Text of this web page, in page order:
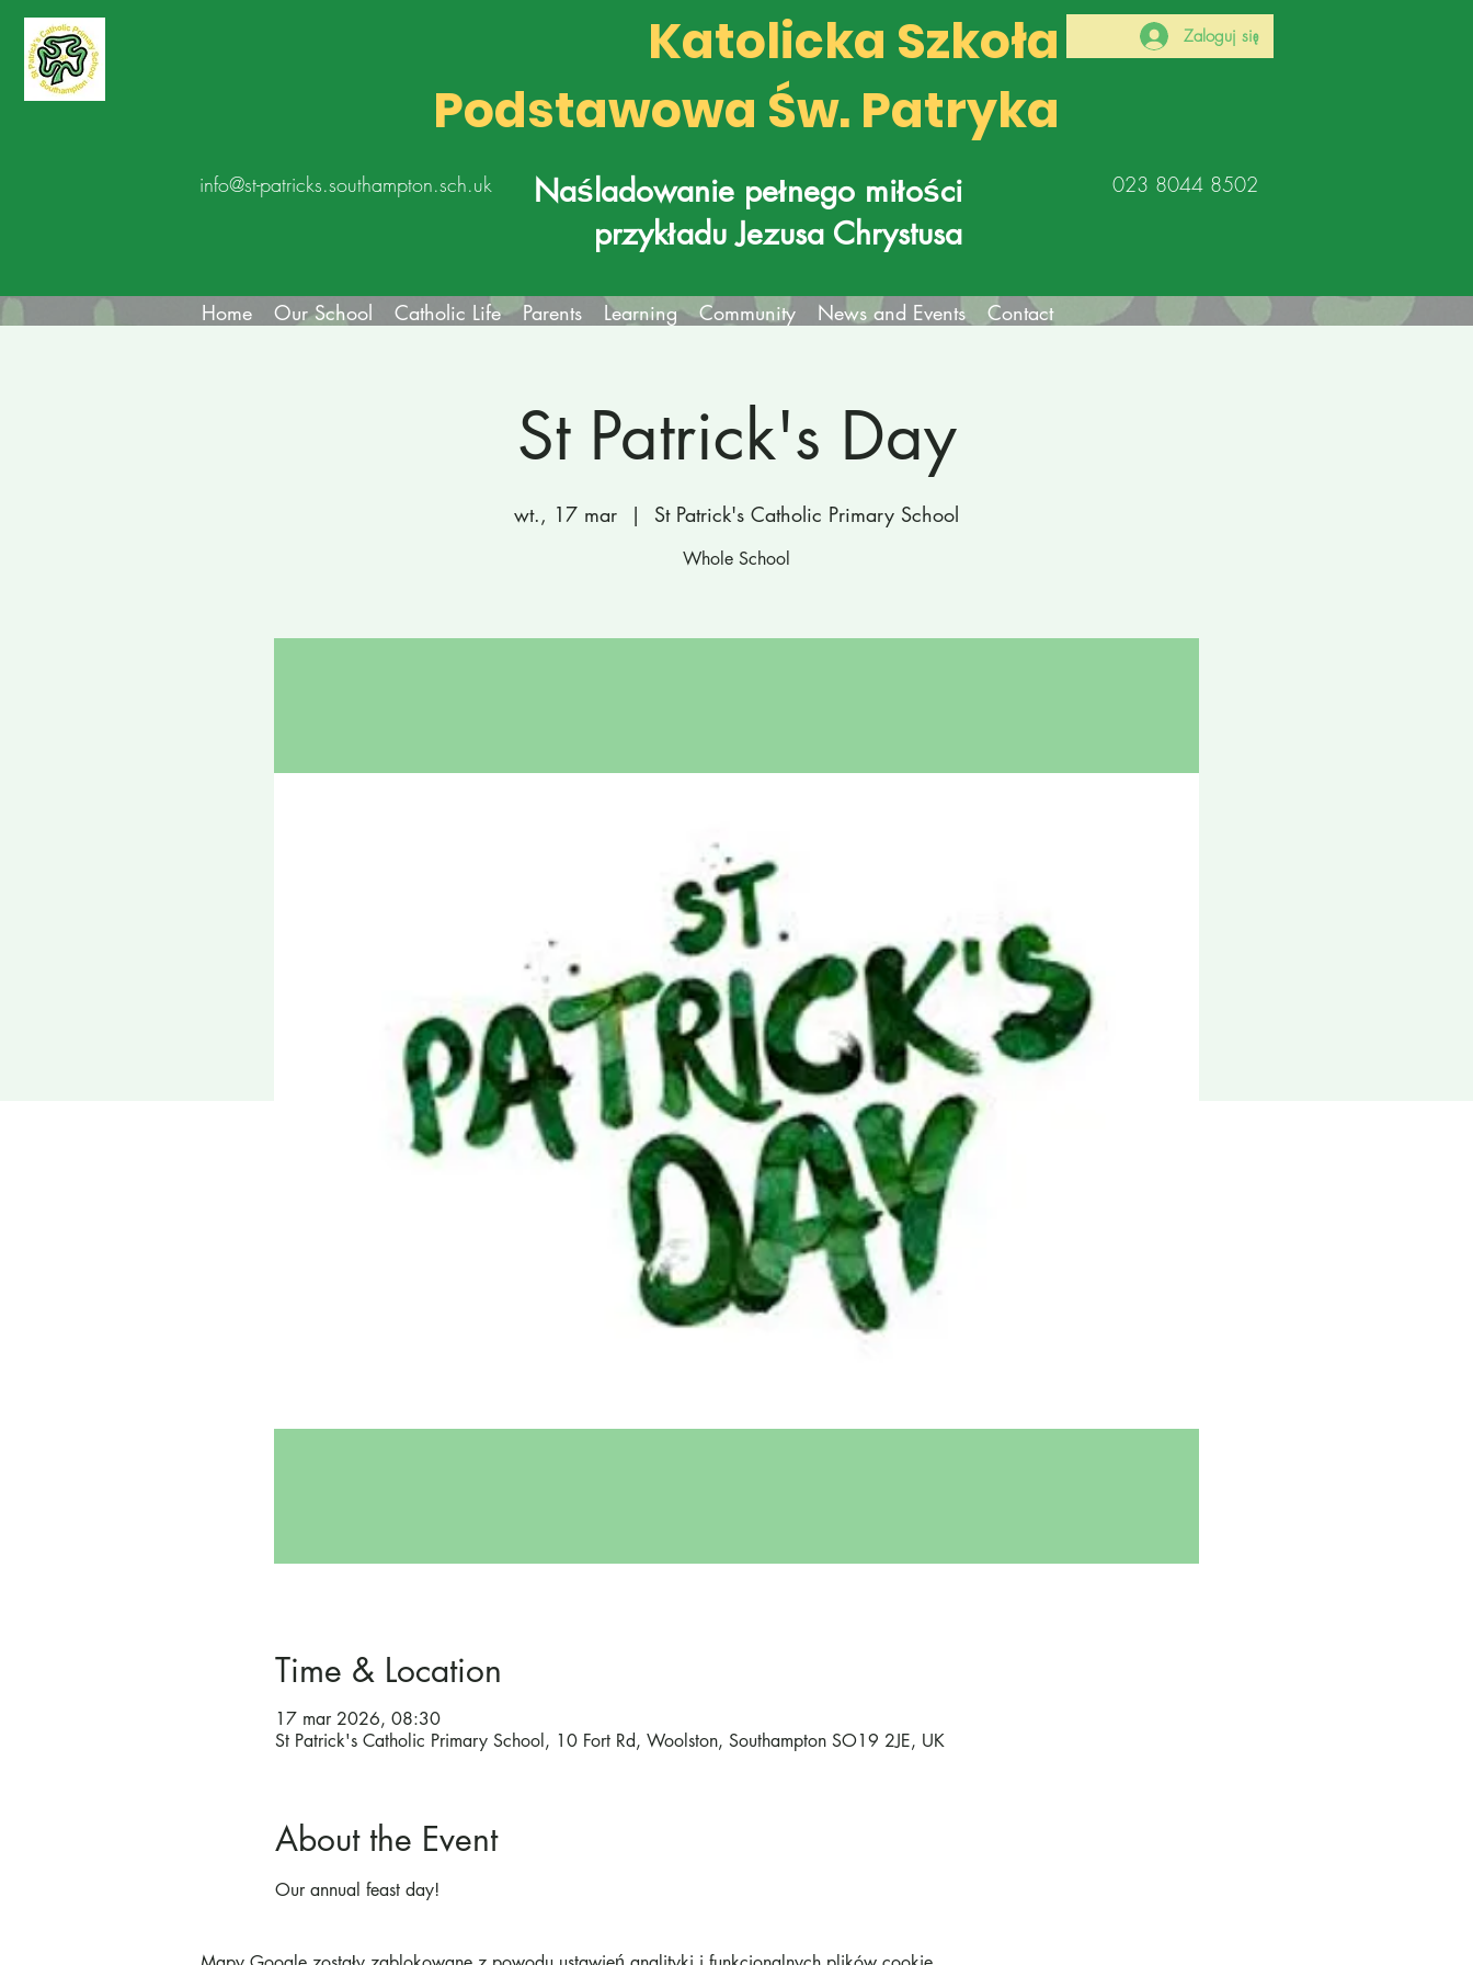
Katolicka Szkoła
Podstawowa Św. Patryka
info@st-patricks.southampton.sch.uk
Naśladowanie pełnego miłości
przykładu Jezusa Chrystusa
Zaloguj się
023 8044 8502
Home Our School Catholic Life Parents Learning Community News and Events Contact
St Patrick's Day
wt., 17 mar
  |
St Patrick's Catholic Primary School
Whole School
Time & Location
17 mar 2026, 08:30
St Patrick's Catholic Primary School, 10 Fort Rd, Woolston, Southampton SO19 2JE, UK
About the Event
Our annual feast day!